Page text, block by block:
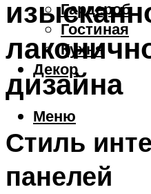
Гардероб
Гостиная
Кухня
Декор
Меню
дизайна
Стиль
панелей